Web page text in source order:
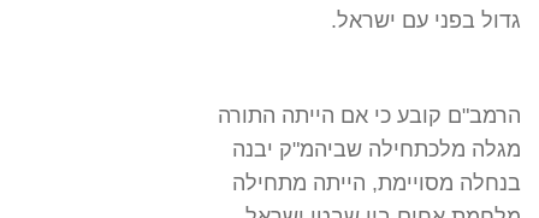
גדול בפני עם ישראל.
הרמב"ם קובע כי אם הייתה התורה
מגלה מלכתחילה שביהמ"ק יבנה
בנחלה מסויימת, הייתה מתחילה